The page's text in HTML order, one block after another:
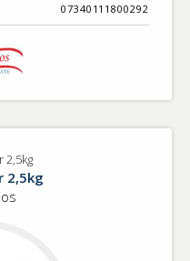
07340111800292
2,5kg
2,5kg